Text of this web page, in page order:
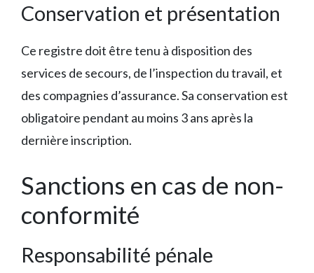
Conservation et présentation
Ce registre doit être tenu à disposition des
services de secours, de l’inspection du travail, et
des compagnies d’assurance. Sa conservation est
obligatoire pendant au moins 3 ans après la
dernière inscription.
Sanctions en cas de non-
conformité
Responsabilité pénale